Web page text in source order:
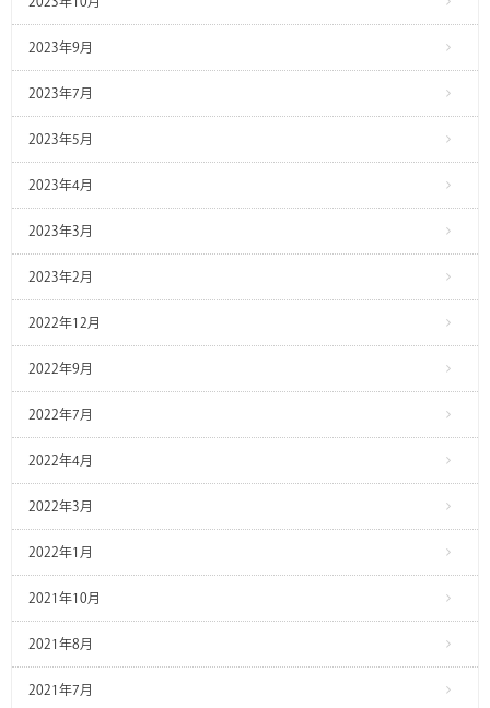
2023年9月
2023年7月
2023年5月
2023年4月
2023年3月
2023年2月
2022年12月
2022年9月
2022年7月
2022年4月
2022年3月
2022年1月
2021年10月
2021年8月
2021年7月